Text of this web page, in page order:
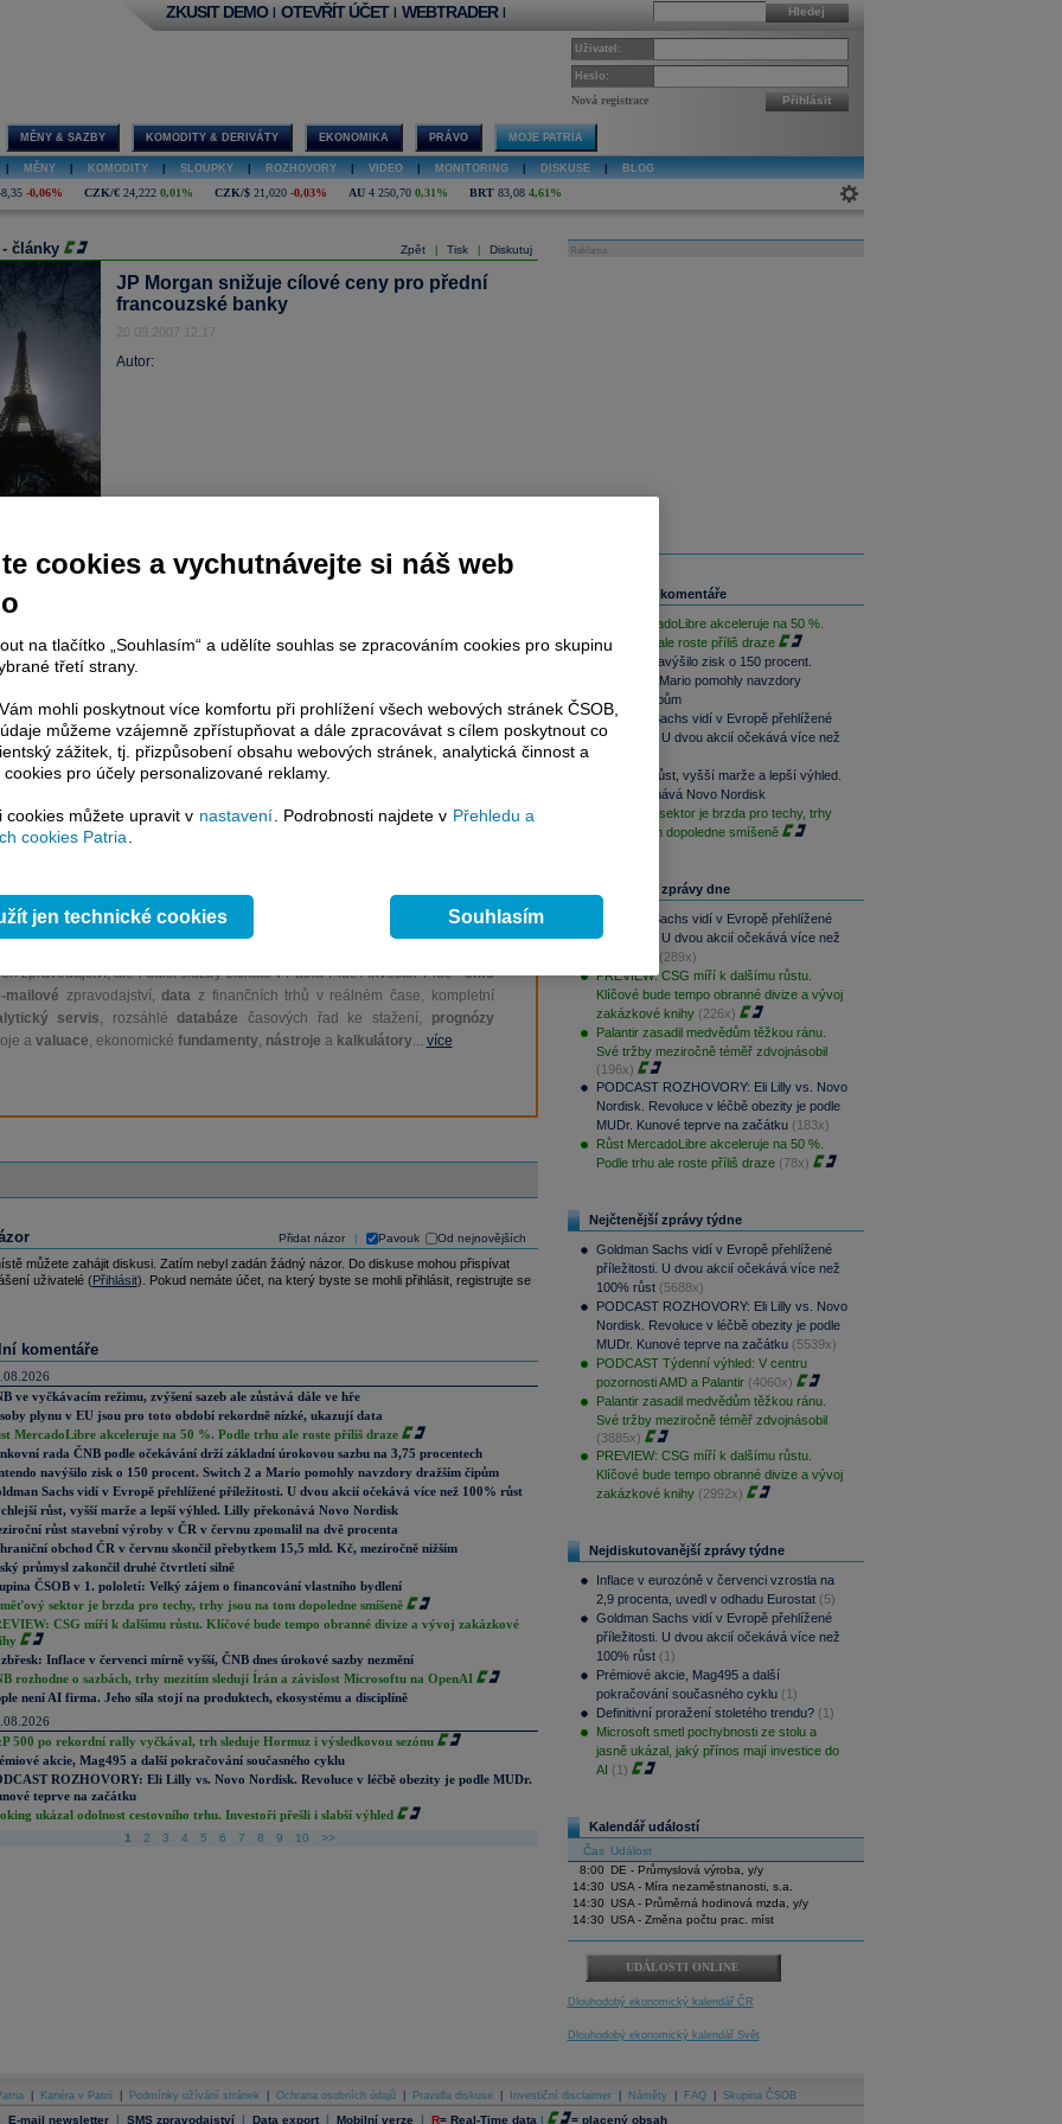
Hledej
ZKUSIT DEMO | OTEVŘÍT ÚČET | WEBTRADER |
Uživatel:
Heslo:
Nová registrace Přihlásit
MĚNY & SAZBY KOMODITY & DERIVÁTY EKONOMIKA PRÁVO MOJE PATRIA
MĚNY KOMODITY SLOUPKY ROZHOVORY VIDEO MONITORING DISKUSE BLOG
-0,06% CZK/€ 24,222 0,01% CZK/$ 21,020 -0,03% AU 4 250,70 0,31% BRT 83,08 4,61%
Zpět Tisk Diskutuj
- články
JP Morgan snižuje cílové ceny pro přední
francouzské banky
20.09.2007 12:17
Autor:
že náročné tržní prostředí negativně ovlivňuje zisky z korporátního a investičního
článku je dostupné jen klientům placených služebPatria Plus/
Pluspřípadně uživatelům platformyPatria Direct. Pokud jste klientem
služeb, potom je nutné sePřihlásit.
placeného informačního servisu získáte
kekompletnímu zpravodajství
terminálovou metodou (bez nutnosti obnovovat stránku) bez
a v plné verzi.
zpravodajství, ale i další služby získáte v Patria Plus / Investor Plus -sms
mailové zpravodajství,data z finančních trhů v reálném čase, kompletní
servis, rozsáhlédatabáze časových řad ke stažení,
prognózy
a valuace, ekonomické fundamenty, nástroje a kalkulátory... více
Přidat názor Pavouk Od nejnovějších
můžete zahájit diskusi. Zatím nebyl zadán žádný názor. Do diskuse mohou přispívat
uživatelé (Přihlásit). Pokud nemáte účet, na který byste se mohli přihlásit, registrujte se
komentáře
ve vyčkávacím režimu, zvýšení sazeb ale zůstává dále ve hře
plynu v EU jsou pro toto období rekordně nízké, ukazují data
MercadoLibre akceleruje na 50 %. Podle trhu ale roste příliš draze
rada ČNB podle očekávání drží základní úrokovou sazbu na 3,75 procentech
navýšilo zisk o 150 procent. Switch 2 a Mario pomohly navzdory dražším čipům
Sachs vidí v Evropě přehlížené příležitosti. U dvou akcií očekává více než 100% růst
růst, vyšší marže a lepší výhled. Lilly překonává Novo Nordisk
růst stavební výroby v ČR v červnu zpomalil na dvě procenta
obchod ČR v červnu skončil přebytkem 15,5 mld. Kč, meziročně nižším
průmysl zakončil druhé čtvrtletí silně
ČSOB v 1. pololetí: Velký zájem o financování vlastního bydlení
sektor je brzda pro techy, trhy jsou na tom dopoledne smíšeně
CSG míří k dalšímu růstu. Klíčové bude tempo obranné divize a vývoj zakázkové
Inflace v červenci mírně vyšší, ČNB dnes úrokové sazby nezmění
rozhodne o sazbách, trhy mezitím sledují Írán a závislost Microsoftu na OpenAI
není AI firma. Jeho síla stojí na produktech, ekosystému a disciplíně
500 po rekordní rally vyčkával, trh sleduje Hormuz i výsledkovou sezónu
akcie, Mag495 a další pokračování současného cyklu
ROZHOVORY: Eli Lilly vs. Novo Nordisk. Revoluce v léčbě obezity je podle MUDr.
teprve na začátku
ukázal odolnost cestovního trhu. Investoři přešli i slabší výhled
1 2 3 4 5 6 7 8 9 10 >>
Reklama
Související komentáře
Růst MercadoLibre akceleruje na 50 %.
Podle trhu ale roste příliš draze
Nintendo navýšilo zisk o 150 procent.
Switch 2 a Mario pomohly navzdory
dražším čipům
Goldman Sachs vidí v Evropě přehlížené
příležitosti. U dvou akcií očekává více než
Rychlejší růst, vyšší marže a lepší výhled.
Lilly překonává Novo Nordisk
Paměťový sektor je brzda pro techy, trhy
jsou na tom dopoledne smíšeně
Nejčtenější zprávy dne
Goldman Sachs vidí v Evropě přehlížené
příležitosti. U dvou akcií očekává více než
(289x)
PREVIEW: CSG míří k dalšímu růstu.
Klíčové bude tempo obranné divize a vývoj
zakázkové knihy (226x)
Palantir zasadil medvědům těžkou ránu.
Své tržby meziročně téměř zdvojnásobil
(196x)
PODCAST ROZHOVORY: Eli Lilly vs. Novo
Nordisk. Revoluce v léčbě obezity je podle
MUDr. Kunové teprve na začátku (183x)
Růst MercadoLibre akceleruje na 50 %.
Podle trhu ale roste příliš draze (78x)
Nejčtenější zprávy týdne
Goldman Sachs vidí v Evropě přehlížené
příležitosti. U dvou akcií očekává více než
100% růst (5688x)
PODCAST ROZHOVORY: Eli Lilly vs. Novo
Nordisk. Revoluce v léčbě obezity je podle
MUDr. Kunové teprve na začátku (5539x)
PODCAST Týdenní výhled: V centru
pozornosti AMD a Palantir (4060x)
Palantir zasadil medvědům těžkou ránu.
Své tržby meziročně téměř zdvojnásobil
(3885x)
PREVIEW: CSG míří k dalšímu růstu.
Klíčové bude tempo obranné divize a vývoj
zakázkové knihy (2992x)
Nejdiskutovanější zprávy týdne
Inflace v eurozóně v červenci vzrostla na
2,9 procenta, uvedl v odhadu Eurostat (5)
Goldman Sachs vidí v Evropě přehlížené
příležitosti. U dvou akcií očekává více než
100% růst (1)
Prémiové akcie, Mag495 a další
pokračování současného cyklu (1)
Definitivní proražení stoletého trendu? (1)
Microsoft smetl pochybnosti ze stolu a
jasně ukázal, jaký přínos mají investice do
AI (1)
Kalendář událostí
Čas Událost
8:00
DE - Průmyslová výroba, y/y
14:30 USA - Míra nezaměstnanosti, s.a.
14:30 USA - Průměrná hodinová mzda, y/y
14:30 USA - Změna počtu prac. míst
UDÁLOSTI ONLINE
Dlouhodobý ekonomický kalendář ČR
Dlouhodobý ekonomický kalendář Svět
Kariéra v Patrii Podmínky užívání stránek Ochrana osobních údajů Pravidla diskuse Investiční disclaimer Náměty FAQ Skupina ČSOB
E-mail newsletter | SMS zpravodajství | Data export | Mobilní verze | R= Real-Time data | = placený obsah
cookies a vychutnávejte si náš web
na tlačítko „Souhlasím“ a udělíte souhlas se zpracováním cookies pro skupinu
třetí strany.
mohli poskytnout více komfortu při prohlížení všech webových stránek ČSOB,
můžeme vzájemně zpřístupňovat a dále zpracovávat s cílem poskytnout co
zážitek, tj. přizpůsobení obsahu webových stránek, analytická činnost a
pro účely personalizované reklamy.
cookies můžete upravit v nastavení . Podrobnosti najdete v Přehledu a
cookies Patria
jen technické cookies Souhlasím